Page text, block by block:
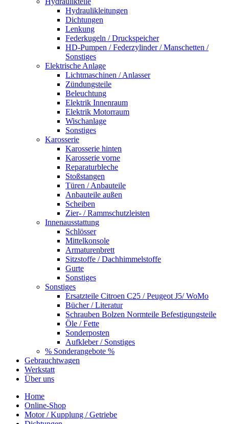
Hydraulikleitungen
Dichtungen
Lenkung
Federkugeln / Druckspeicher
HD-Pumpen / Federzylinder / Manschetten /
Sonstiges
Elektrische Anlage
Lichtmaschinen / Anlasser
Zündungsteile
Beleuchtung
Elektrik Innenraum
Elektrik Motorraum
Wischanlage
Sonstiges
Karosserie
Karosserie hinten
Karosserie vorne
Reparaturbleche
Stoßstangen
Türen / Anbauteile
Anbauteile außen
Scheiben
Zier- / Rammschutzleisten
Innenausstattung
Schlösser
Mittelkonsole
Armaturenbrett
Sitzstoffe / Dachhimmelstoffe
Gurte
Sonstiges
Sonstiges
Ersatzteile Citroen C25 / Peugeot J5/ WoMo
Bücher / Literatur
Schrauben Bolzen Normteile Befestigungsteile
Öle / Fette
Sonderposten
Aufkleber / Sonstiges
% Sonderangebote %
Gebrauchtwagen
Werkstatt
Über uns
Home
Online-Shop
Motor / Kupplung / Getriebe